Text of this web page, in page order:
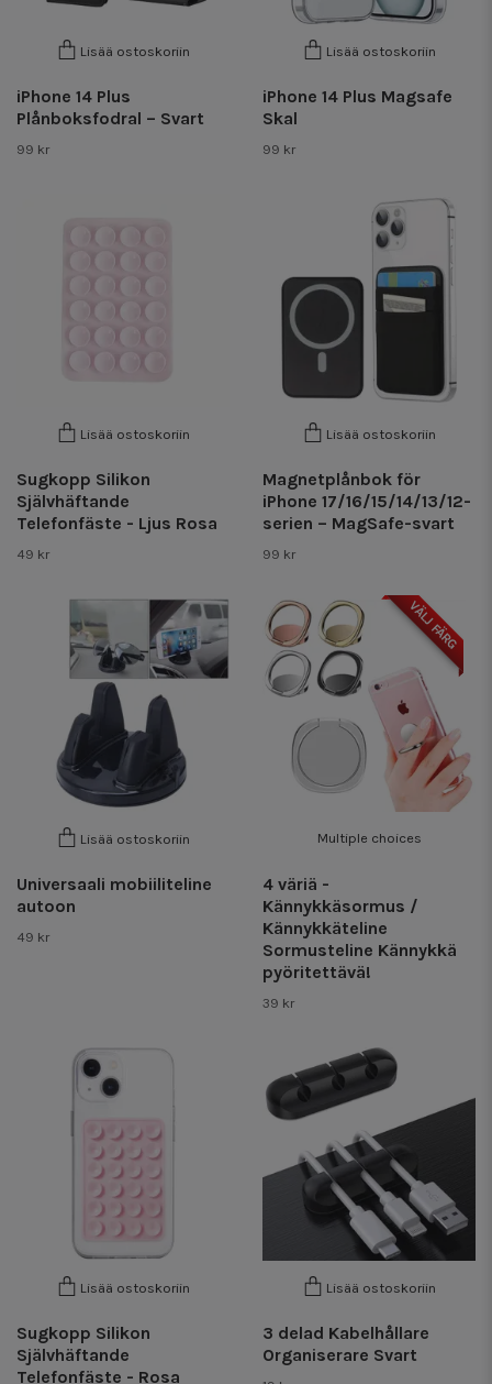
Lisää ostoskoriin
iPhone 14 Plus
Plånboksfodral – Svart
99 kr
Lisää ostoskoriin
iPhone 14 Plus Magsafe
Skal
99 kr
Lisää ostoskoriin
Sugkopp Silikon
Självhäftande
Telefonfäste - Ljus Rosa
49 kr
Lisää ostoskoriin
Magnetplånbok för
iPhone 17/16/15/14/13/12-
serien – MagSafe-svart
99 kr
Lisää ostoskoriin
Universaali mobiiliteline
autoon
49 kr
VÄLJ FÄRG
Multiple choices
4 väriä -
Kännykkäsormus /
Kännykkäteline
Sormusteline Kännykkä
pyöritettävä!
39 kr
Lisää ostoskoriin
Sugkopp Silikon
Självhäftande
Telefonfäste - Rosa
Lisää ostoskoriin
3 delad Kabelhållare
Organiserare Svart